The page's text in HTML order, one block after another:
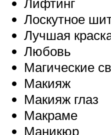
Лоскутное
Лучшая
Любовь
Магические
Макияж
Макияж глаз
Макраме
Маникюр